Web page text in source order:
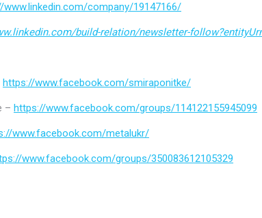
www.linkedin.com/company/19147166/
build-relation/newsletter-
https://www.facebook.com/smiraponitke/
– https://www.facebook.com/groups/114122155945099
www.facebook.com/metalukr/
www.facebook.com/groups/350083612105329